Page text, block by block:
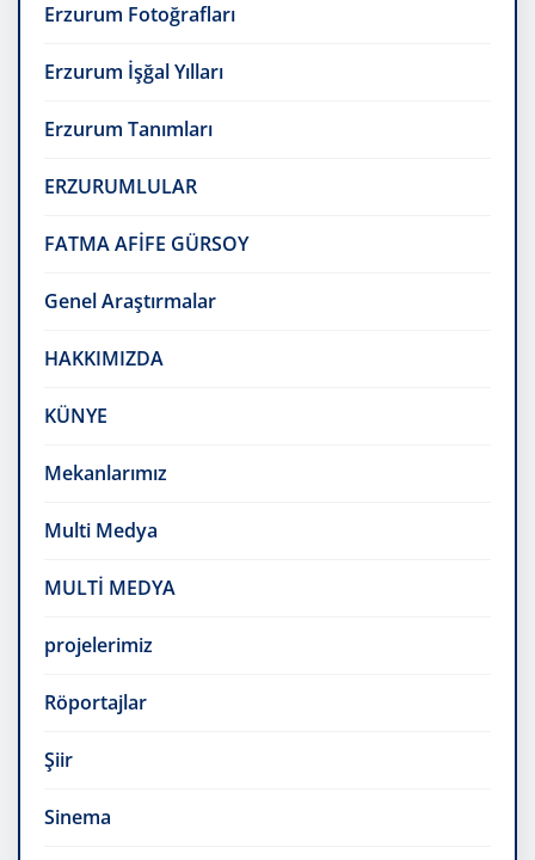
Erzurum Fotoğrafları
Erzurum İşğal Yılları
Erzurum Tanımları
ERZURUMLULAR
FATMA AFİFE GÜRSOY
Genel Araştırmalar
HAKKIMIZDA
KÜNYE
Mekanlarımız
Multi Medya
MULTİ MEDYA
projelerimiz
Röportajlar
Şiir
Sinema